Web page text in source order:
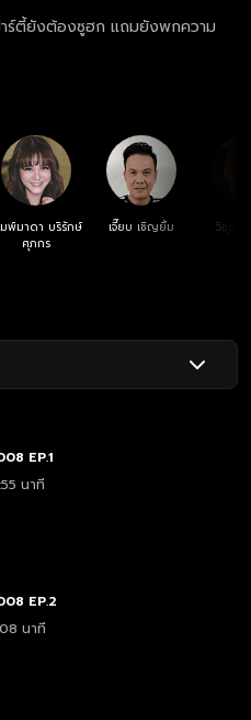
ร์ตี้ยังต้องซูฮก แถมยังพกความ
พ์มาดา บริรักษ์
ศุภกร
เจี๊ยบ เชิญยิ้ม วิชุดา
EP.1
นาที
EP.2
นาที